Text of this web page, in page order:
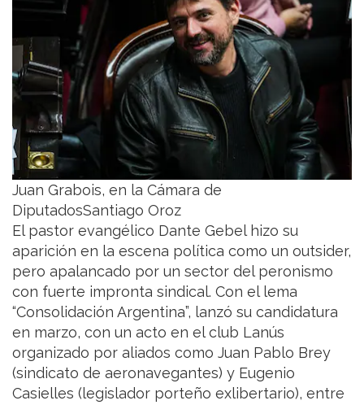
Juan Grabois, en la Cámara de
DiputadosSantiago Oroz
El pastor evangélico Dante Gebel hizo su
aparición en la escena política como un outsider,
pero apalancado por un sector del peronismo
con fuerte impronta sindical. Con el lema
“Consolidación Argentina”, lanzó su candidatura
en marzo, con un acto en el club Lanús
organizado por aliados como Juan Pablo Brey
(sindicato de aeronavegantes) y Eugenio
Casielles (legislador porteño exlibertario), entre